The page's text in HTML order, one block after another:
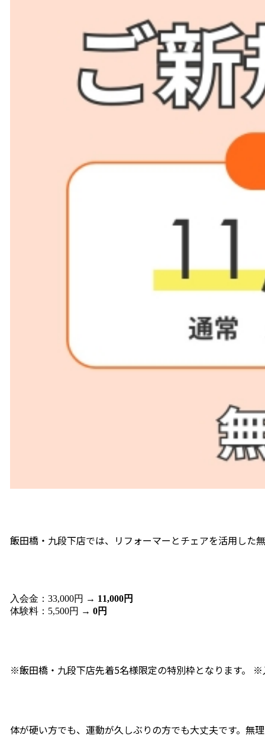
飯田橋・九段下店では、リフォーマーとチェアを活用した
入会金：33,000円 → 11,000円
体験料：5,500円 → 0円
※飯田橋・九段下店先着5名様限定の特別枠となります。
体が硬い方でも、運動が久しぶりの方でも大丈夫です。無